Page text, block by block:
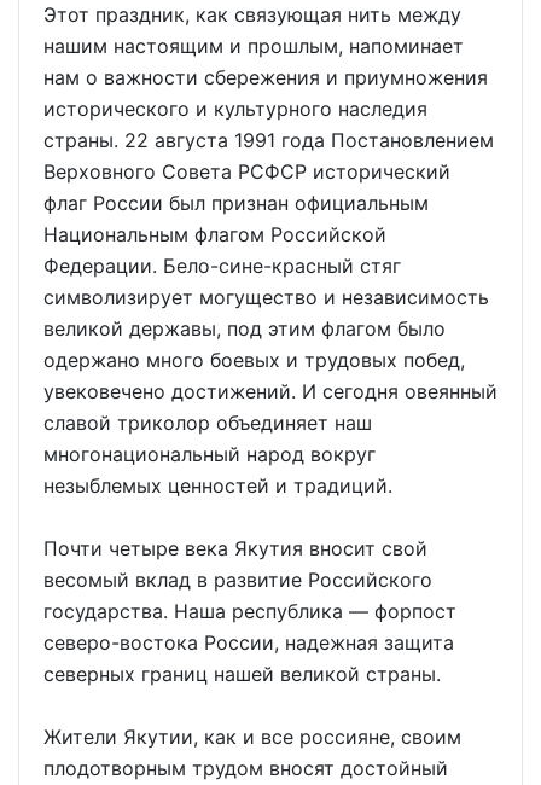
Этот праздник, как связующая нить между
нашим настоящим и прошлым, напоминает
нам о важности сбережения и приумножения
исторического и культурного наследия
страны. 22 августа 1991 года Постановлением
Верховного Совета РСФСР исторический
флаг России был признан официальным
Национальным флагом Российской
Федерации. Бело-сине-красный стяг
символизирует могущество и независимость
великой державы, под этим флагом было
одержано много боевых и трудовых побед,
увековечено достижений. И сегодня овеянный
славой триколор объединяет наш
многонациональный народ вокруг
незыблемых ценностей и традиций.
Почти четыре века Якутия вносит свой
весомый вклад в развитие Российского
государства. Наша республика — форпост
северо-востока России, надежная защита
северных границ нашей великой страны.
Жители Якутии, как и все россияне, своим
плодотворным трудом вносят достойный